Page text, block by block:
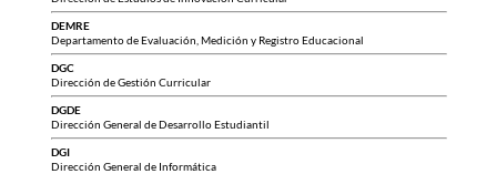
DEMRE
Departamento de Evaluación, Medición y Registro Educacional
DGC
Dirección de Gestión Curricular
DGDE
Dirección General de Desarrollo Estudiantil
DGI
Dirección General de Informática